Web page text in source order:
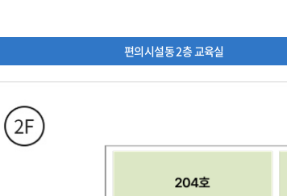
편의시설동 2층 교육실